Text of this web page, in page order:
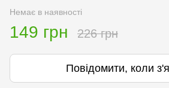
Немає в наявності
149 грн 226 грн
Повідомити, коли